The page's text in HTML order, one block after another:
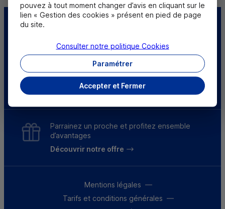
Centre d'aide
Sourds et
Télécharger l'application
Parrainez un proche et profitez ensemble
d’avantages
Découvrir notre offre
Mentions légales
Tarifs et conditions générales
pouvez à tout moment changer d’avis en cliquant sur le
lien « Gestion des cookies » présent en pied de page
du site.
Accepter et Fermer
Paramétrer
Consulter notre politique Cookies